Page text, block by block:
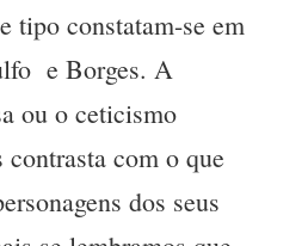
tipo constatam-se em
e Borges. A
ou o ceticismo
contrasta com o que
dos seus